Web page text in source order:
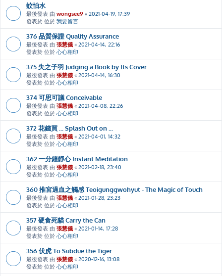
蚊怕水
最後發表 由 wongsee9 « 2021-04-19, 17:39
發表於 位於 我要留言
376 品質保證 Quality Assurance
最後發表 由 張慧儀 « 2021-04-14, 22:16
發表於 位於 心心相印
375 失之子羽 Judging a Book by Its Cover
最後發表 由 張慧儀 « 2021-04-14, 16:30
發表於 位於 心心相印
374 可思可議 Conceivable
最後發表 由 張慧儀 « 2021-04-08, 22:26
發表於 位於 心心相印
372 花錢買 ... Splash Out on ...
最後發表 由 張慧儀 « 2021-04-01, 14:32
發表於 位於 心心相印
362 一分鐘靜心 Instant Meditation
最後發表 由 張慧儀 « 2021-02-18, 23:40
發表於 位於 心心相印
360 推宮過血之觸感 Teoigunggwohyut - The Magic of Touch
最後發表 由 張慧儀 « 2021-01-28, 23:23
發表於 位於 心心相印
357 硬食死貓 Carry the Can
最後發表 由 張慧儀 « 2021-01-14, 17:28
發表於 位於 心心相印
356 伏虎 To Subdue the Tiger
最後發表 由 張慧儀 « 2020-12-16, 13:08
發表於 位於 心心相印